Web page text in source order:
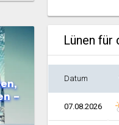
–
Lünen
Datum
07.08.2026